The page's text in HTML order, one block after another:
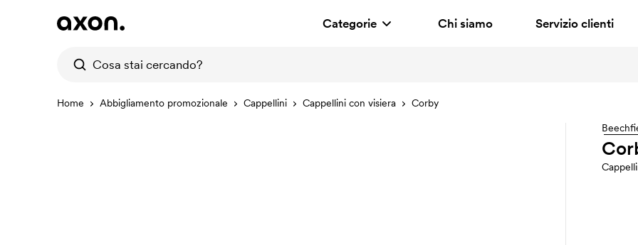
Categorie Chi siamo Servizio clienti
Home Abbigliamento promozionale Cappellini Cappellini con visiera
Corby